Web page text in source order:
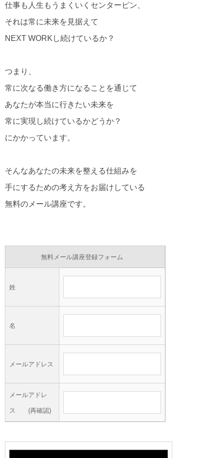
仕事も人生もうまくいくセンターピン、
それは常に未来を見据えて
NEXT WORKし続けているか？
つまり、
常に次なる働き方になることを通じて
あなたが本当に行きたい未来を
常に実現し続けているかどうか？
にかかっています。
そんなあなたの未来を整える仕組みを
手にするための考え方をお届けしている
無料のメール講座です。
無料メール講座登録フォーム
姓
名
メールアドレス
メールアドレ
ス (再確認)